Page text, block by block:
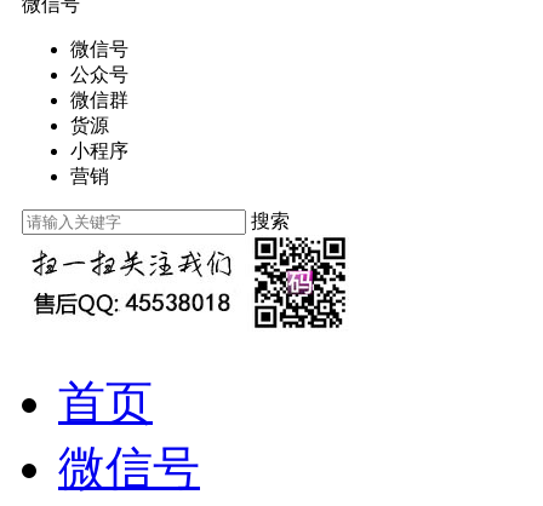
微信号
微信号
公众号
微信群
货源
小程序
营销
搜索
首页
微信号